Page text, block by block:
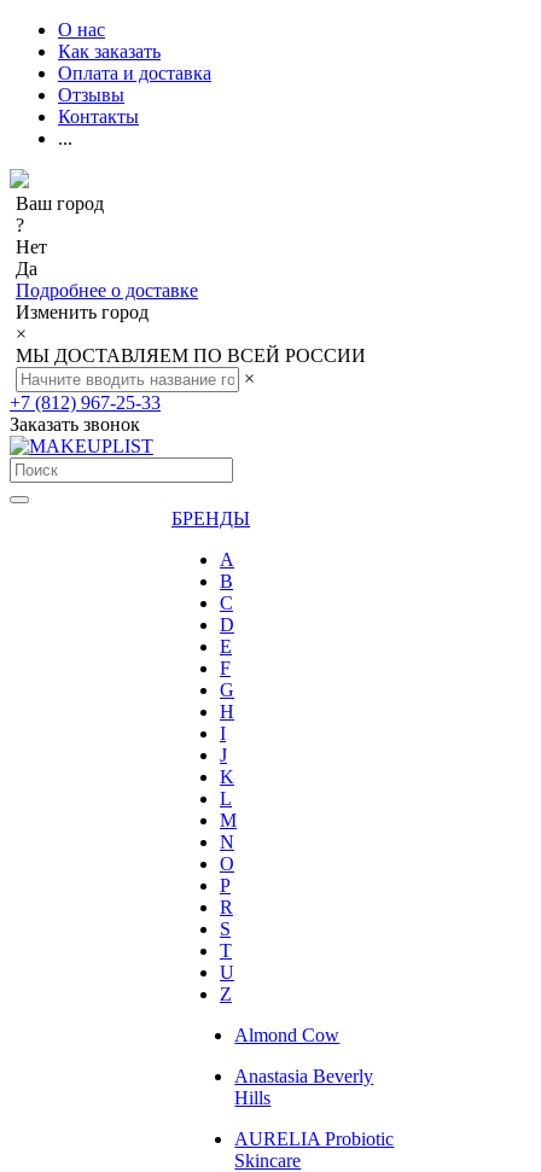
О нас
Как заказать
Оплата и доставка
Отзывы
Контакты
...
Ваш город
?
Нет
Да
Подробнее о доставке
Изменить город
×
МЫ ДОСТАВЛЯЕМ ПО ВСЕЙ РОССИИ
×
+7 (812) 967-25-33
Заказать звонок
БРЕНДЫ
A
B
C
D
E
F
G
H
I
J
K
L
M
N
O
P
R
S
T
U
Z
Almond Cow
Anastasia Beverly
Hills
AURELIA Probiotic
Skincare